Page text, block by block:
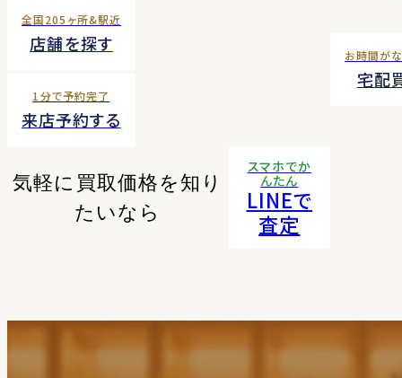
全国205ヶ所&駅近
店舗を探す
1分で予約完了
来店予約する
お時間が
宅配
気軽に買取価格を知り
たいなら
スマホでか
んたん
LINEで
査定